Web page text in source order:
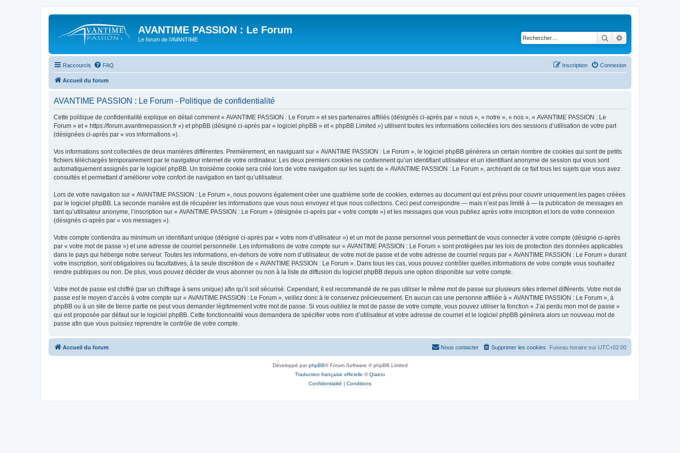
AVANTIME PASSION : Le Forum
Le forum de l'AVANTIME Rechercher
Raccourcis FAQ Connexion
Inscription
Accueil du forum
AVANTIME PASSION : Le Forum - Politique de confidentialité
Cette politique de confidentialité explique en détail comment « AVANTIME PASSION : Le Forum » et ses partenaires affiliés (désignés ci-après par « nous », « notre », « nos », « AVANTIME PASSION : Le
Forum » et « https://forum.avantimepassion.fr ») et phpBB (désigné ci-après par « logiciel phpBB » et « phpBB Limited ») utilisent toutes les informations collectées lors des sessions d’utilisation de votre part
(désignées ci-après par « vos informations »).
Vos informations sont collectées de deux manières différentes. Premièrement, en naviguant sur « AVANTIME PASSION : Le Forum », le logiciel phpBB génèrera un certain nombre de cookies qui sont de petits
fichiers téléchargés temporairement par le navigateur internet de votre ordinateur. Les deux premiers cookies ne contiennent qu’un identifiant utilisateur et un identifiant anonyme de session qui vous sont
automatiquement assignés par le logiciel phpBB. Un troisième cookie sera créé lors de votre navigation sur les sujets de « AVANTIME PASSION : Le Forum », archivant de ce fait tous les sujets que vous avez
consultés et permettant d’améliorer votre confort de navigation en tant qu’utilisateur.
Lors de votre navigation sur « AVANTIME PASSION : Le Forum », nous pouvons également créer une quatrième sorte de cookies, externes au document qui est prévu pour couvrir uniquement les pages créées
par le logiciel phpBB. La seconde manière est de récupérer les informations que vous nous envoyez et que nous collectons. Ceci peut correspondre — mais n’est pas limité à — la publication de messages en
tant qu’utilisateur anonyme, l’inscription sur « AVANTIME PASSION : Le Forum » (désignée ci-après par « votre compte ») et les messages que vous publiez après votre inscription et lors de votre connexion
(désignés ci-après par « vos messages »).
Votre compte contiendra au minimum un identifiant unique (désigné ci-après par « votre nom d’utilisateur ») et un mot de passe personnel vous permettant de vous connecter à votre compte (désigné ci-après
par « votre mot de passe ») et une adresse de courriel personnelle. Les informations de votre compte sur « AVANTIME PASSION : Le Forum » sont protégées par les lois de protection des données applicables
dans le pays qui héberge notre serveur. Toutes les informations, en-dehors de votre nom d’utilisateur, de votre mot de passe et de votre adresse de courriel requis par « AVANTIME PASSION : Le Forum » durant
votre inscription, sont obligatoires ou facultatives, à la seule discrétion de « AVANTIME PASSION : Le Forum ». Dans tous les cas, vous pouvez contrôler quelles informations de votre compte vous souhaitez
rendre publiques ou non. De plus, vous pouvez décider de vous abonner ou non à la liste de diffusion du logiciel phpBB depuis une option disponible sur votre compte.
Votre mot de passe est chiffré (par un chiffrage à sens unique) afin qu’il soit sécurisé. Cependant, il est recommandé de ne pas utiliser le même mot de passe sur plusieurs sites internet différents. Votre mot de
passe est le moyen d’accès à votre compte sur « AVANTIME PASSION : Le Forum », veillez donc à le conservez précieusement. En aucun cas une personne affiliée à « AVANTIME PASSION : Le Forum », à
phpBB ou à un site de tierce partie ne peut vous demander légitimement votre mot de passe. Si vous oubliez le mot de passe de votre compte, vous pouvez utiliser la fonction « J’ai perdu mon mot de passe »
qui est proposée par défaut sur le logiciel phpBB. Cette fonctionnalité vous demandera de spécifier votre nom d’utilisateur et votre adresse de courriel et le logiciel phpBB générera alors un nouveau mot de
passe afin que vous puissiez reprendre le contrôle de votre compte.
Accueil du forum Fuseau horaire sur UTC+02:00
Supprimer les cookies
Nous contacter
Développé parphpBB® Forum Software © phpBB Limited
Traduction française officielle ©Qiaeru
Confidentialité | Conditions